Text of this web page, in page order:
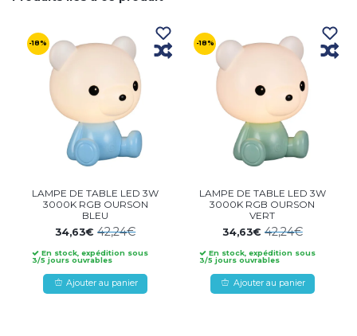
-18%
LAMPE DE TABLE LED 3W
3000K RGB OURSON
BLEU
34,63€42,24€
En stock, expédition sous
3/5 jours ouvrables
Ajouter au panier
-18%
LAMPE DE TABLE LED 3W
3000K RGB OURSON
VERT
34,63€ 42,24€
En stock, expédition sous
3/5 jours ouvrables
Ajouter au panier